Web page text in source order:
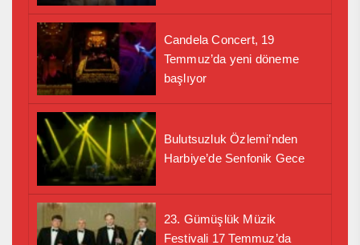
Candela Concert, 19
Temmuz’da yeni döneme
başlıyor
Bulutsuzluk Özlemi’nden
Harbiye’de Senfonik Gece
23. Gümüşlük Müzik
Festivali 17 Temmuz’da